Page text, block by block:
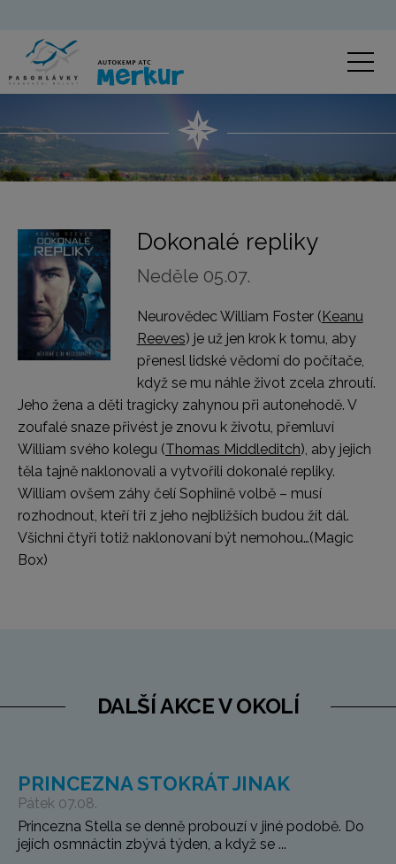
Dokonalé repliky
Neděle 05.07.
Neurovědec William Foster ( Keanu
Reeves) je už jen krok k tomu, aby
přenesl lidské vědomí do počítače,
když se mu náhle život zcela zhroutí.
Jeho žena a děti tragicky zahynou při autonehodě. V
zoufalé snaze přivést je znovu k životu, přemluví
William svého kolegu (Thomas Middleditch), aby jejich
těla tajně naklonovali a vytvořili dokonalé repliky.
William ovšem záhy čelí Sophiině volbě – musí
rozhodnout, kteří tři z jeho nejbližších budou žít dál.
Všichni čtyři totiž naklonovaní být nemohou…(Magic
Box)
DALŠÍ AKCE V OKOLÍ
PRINCEZNA STOKRÁT JINAK
Pátek 07.08.
Princezna Stella se denně probouzí v jiné podobě. Do
jejích osmnáctin zbývá týden, a když se ...